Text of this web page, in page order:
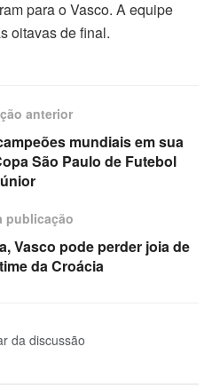
para o Vasco. A equipe
oitavas de final.
anterior
mundiais em sua
São Paulo de Futebol
publicação
Vasco pode perder joia de
da Croácia
da discussão